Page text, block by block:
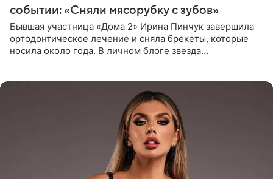
событии: «Сняли мясорубку с зубов»
Бывшая участница «Дома 2» Ирина Пинчук завершила
ортодонтическое лечение и сняла брекеты, которые
носила около года. В личном блоге звезда